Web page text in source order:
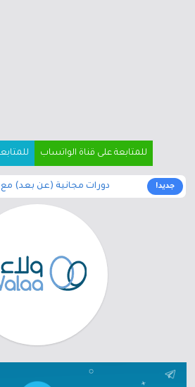
للمتابعة على قناة الواتساب
جديد! دورات مجانية (عن بعد)